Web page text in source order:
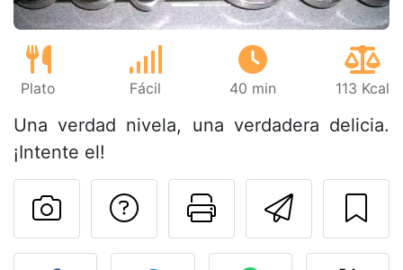
Plato Fácil 40 min 113 Kcal
Una verdad nivela, una verdadera delicia.
¡Intente el!
Imprimir
Preguntar al autor
Publicar la foto de esta